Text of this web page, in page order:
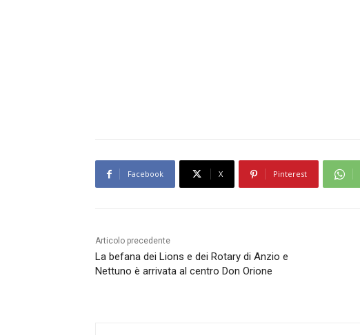
Facebook X Pinterest
Articolo precedente
La befana dei Lions e dei Rotary di Anzio e
Nettuno è arrivata al centro Don Orione